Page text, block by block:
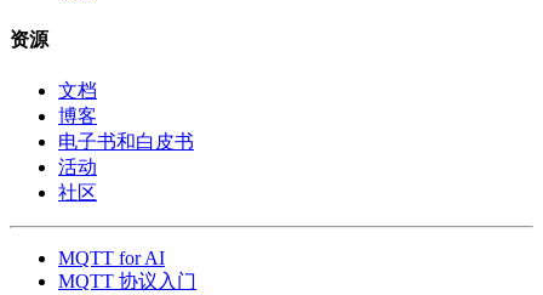
资源
文档
博客
电子书和白皮书
活动
社区
MQTT for AI
MQTT 协议入门